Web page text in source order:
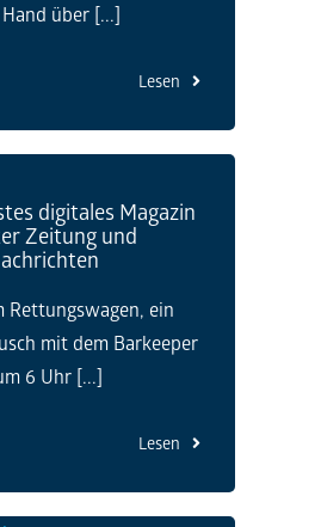
über [...]
Lesen
digitales Magazin
Zeitung und
Rettungswagen, ein
mit dem Barkeeper
6 Uhr [...]
Lesen